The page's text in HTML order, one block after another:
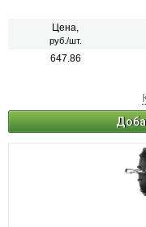
Цена,
руб./шт.
647.86